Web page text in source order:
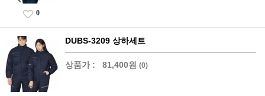
0
DUBS-3209 상하세트
상품가 : 81,400원 (0)